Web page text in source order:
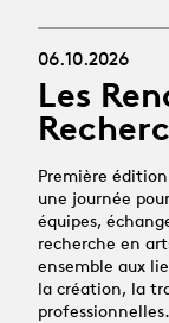
06.10.2026
Les
Première
une journée
équipes,
recherche en
ensemble aux
la création, la
professionnelles.